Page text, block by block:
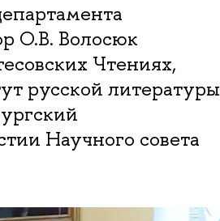
О.В. Волосюк
Чтениях,
русской литературы
Научного совета